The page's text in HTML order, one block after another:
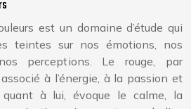
est un domaine d’étude qui
teintes sur nos émotions, nos
perceptions. Le rouge, par
à l’énergie, à la passion et
quant à lui, évoque le calme, la